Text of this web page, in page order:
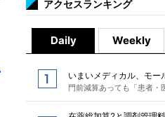
アクセスランキング
Daily Weekly
いまいメディカル、モー
門前減算あっても「患者・